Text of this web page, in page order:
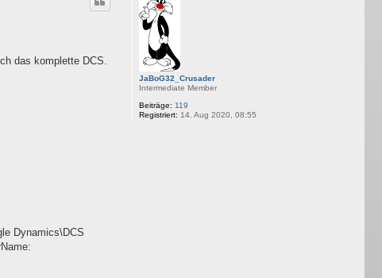
JaBoG32_Crusader
Intermediate Member
Beiträge: 119
Registriert: 14. Aug 2020, 08:55
das komplette DCS.
Dynamics\DCS